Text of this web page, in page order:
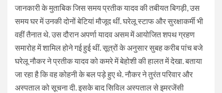
जानकारी के मुताबिक जिस समय प्रतीक यादव की तबीयत बिगड़ी, उस
समय घर में उनकी दोनों बेटियां मौजूद थीं. घरेलू स्टाफ और सुरक्षाकर्मी भी
वहीं तैनात थे. उस दौरान अपर्णा यादव असम में आयोजित शपथ ग्रहण
समारोह में शामिल होने गई हुई थीं. सूत्रों के अनुसार सुबह करीब पांच बजे
घरेलू नौकर ने प्रतीक यादव को कमरे में बेहोशी की हालत में देखा. बताया
जा रहा है कि वह कोहनी के बल पड़े हुए थे. नौकर ने तुरंत परिवार और
अस्पताल को सूचना दी. इसके बाद सिविल अस्पताल से इमरजेंसी